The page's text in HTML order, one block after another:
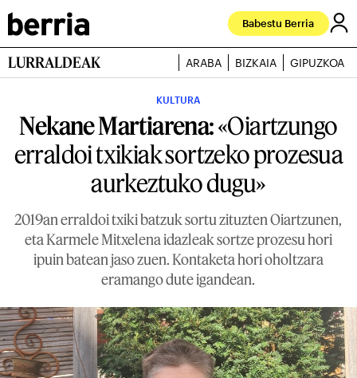
Babestu Berria
LURRALDEAK ARABA BIZKAIA GIPUZKOA
KULTURA
Nekane Martiarena:«Oiartzungo
erraldoi txikiak sortzeko prozesua
aurkeztuko dugu»
2019an erraldoi txiki batzuk sortu zituzten Oiartzunen,
eta Karmele Mitxelena idazleak sortze prozesu hori
ipuin batean jaso zuen. Kontaketa hori oholtzara
eramango dute igandean.